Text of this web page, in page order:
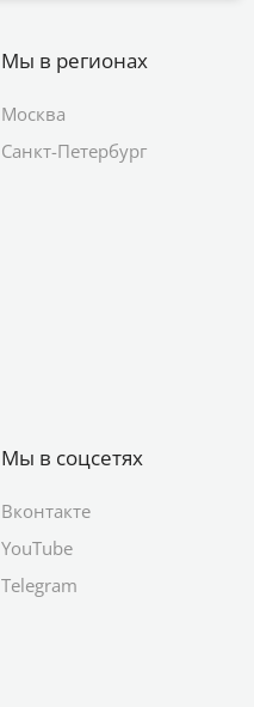
Мы в регионах
Москва
Санкт-Петербург
Мы в соцсетях
Вконтакте
YouTube
Telegram